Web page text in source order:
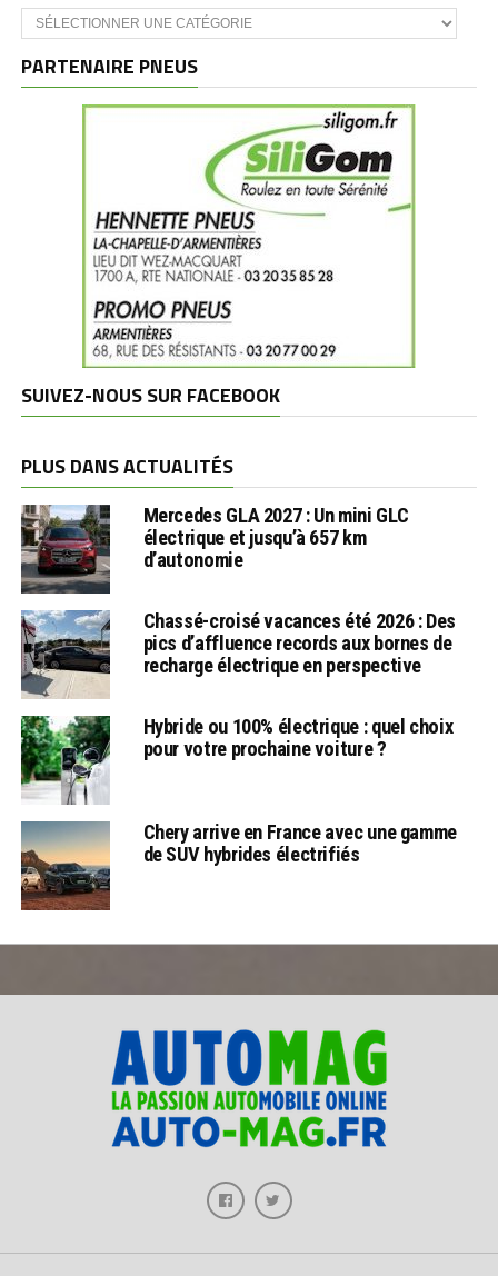
Catégories
et
PARTENAIRE PNEUS
SUIVEZ-NOUS SUR FACEBOOK
PLUS DANS ACTUALITÉS
Mercedes GLA 2027 : Un mini GLC
électrique et jusqu’à 657 km
d’autonomie
Chassé-croisé vacances été 2026 : Des
pics d’affluence records aux bornes de
recharge électrique en perspective
Hybride ou 100% électrique : quel choix
pour votre prochaine voiture ?
Chery arrive en France avec une gamme
de SUV hybrides électrifiés